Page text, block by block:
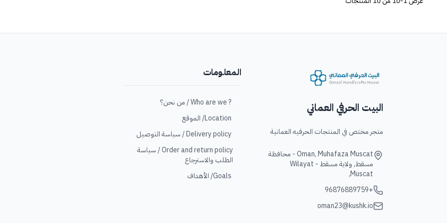
البيت الحرفي العماني
متجر مختص في المنتجات الحرفيه العمانية
Oman, Muhafaza Muscat - محافظة
مسقط, ولاية مسقط - Wilayat
Muscat,
+96876889759
oman23@kushk.io
المعلومات
? Who are we / من نحن؟
Location/ الموقع
Delivery policy / سياسة التوصيل
Order and return policy / سياسة
الطلب والاسترجاع
Goals/ الأهداف